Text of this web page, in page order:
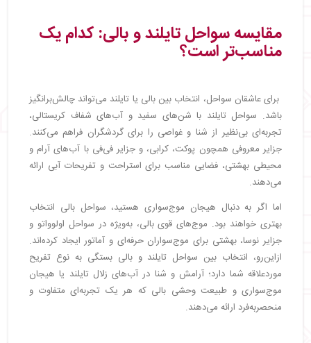
مقایسه سواحل تایلند و بالی: کدام یک
مناسب‌تر است؟
برای عاشقان سواحل، انتخاب بین بالی یا تایلند می‌تواند چالش‌برانگیز
باشد. سواحل تایلند با شن‌های سفید و آب‌های شفاف کریستالی،
تجربه‌ای بی‌نظیر از شنا و غواصی را برای گردشگران فراهم می‌کنند.
جزایر معروفی همچون پوکت، کرابی، و جزایر فی‌فی با آب‌های آرام و
محیطی بهشتی، فضایی مناسب برای استراحت و تفریحات آبی ارائه
می‌دهند.
اما اگر به دنبال هیجان موج‌سواری هستید، سواحل بالی انتخاب
بهتری خواهند بود. موج‌های قوی بالی، به‌ویژه در سواحل اولوواتو و
جزایر نوسا، بهشتی برای موج‌سواران حرفه‌ای و آماتور ایجاد کرده‌اند.
ازاین‌رو، انتخاب بین سواحل تایلند و بالی بستگی به نوع تفریح
موردعلاقه شما دارد؛ آرامش و شنا در آب‌های زلال تایلند یا هیجان
موج‌سواری و طبیعت وحشی بالی که هر یک تجربه‌ای متفاوت و
منحصربه‌فرد ارائه می‌دهند.